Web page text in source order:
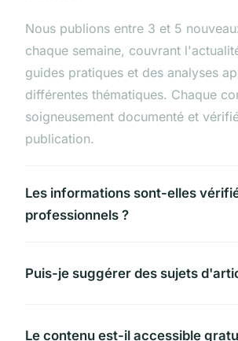
Nous publions entre 3 et 5
chaque semaine, couvrant
guides pratiques et des analyses
différentes thématiques. Chaque
soigneusement documenté et
publication.
Les informations sont-elles
professionnels ?
Puis-je suggérer des sujets
Le contenu est-il accessible